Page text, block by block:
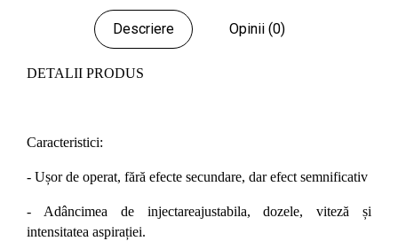
Descriere Opinii (0)
DETALII PRODUS
Caracteristici:
- Ușor de operat, fără efecte secundare, dar efect semnificativ
- Adâncimea de injectareajustabila, dozele, viteză și
intensitatea aspirației.